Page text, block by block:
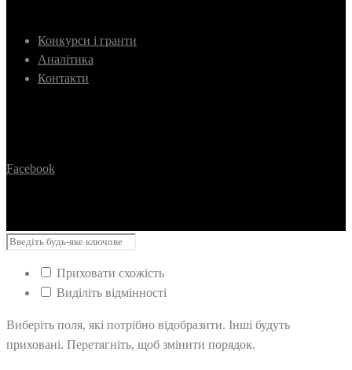
Конкурси і гранти
Аналітика
Контакти
Facebook
Приховати схожість
Виділіть відмінності
Виберіть поля, які потрібно відобразити. Інші будуть
приховані. Перетягніть, щоб змінити порядок.